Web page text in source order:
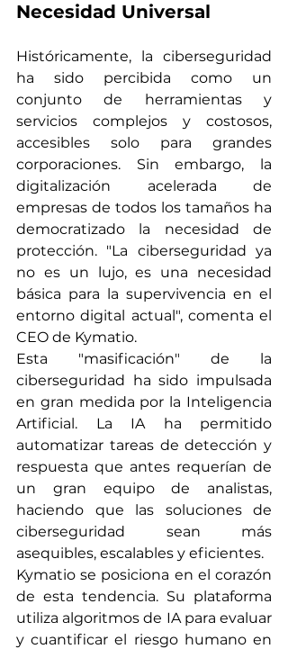
Necesidad Universal
Históricamente, la ciberseguridad
ha sido percibida como un
conjunto de herramientas y
servicios complejos y costosos,
accesibles solo para grandes
corporaciones. Sin embargo, la
digitalización acelerada de
empresas de todos los tamaños ha
democratizado la necesidad de
protección. "La ciberseguridad ya
no es un lujo, es una necesidad
básica para la supervivencia en el
entorno digital actual", comenta el
CEO de Kymatio.
Esta "masificación" de la
ciberseguridad ha sido impulsada
en gran medida por la Inteligencia
Artificial. La IA ha permitido
automatizar tareas de detección y
respuesta que antes requerían de
un gran equipo de analistas,
haciendo que las soluciones de
ciberseguridad sean más
asequibles, escalables y eficientes.
Kymatio se posiciona en el corazón
de esta tendencia. Su plataforma
utiliza algoritmos de IA para evaluar
y cuantificar el riesgo humano en